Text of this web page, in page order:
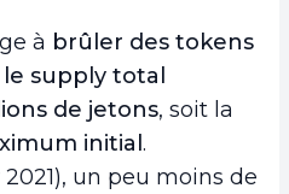
à brûler des tokens
le supply total
de jetons, soit la
initial .
un peu moins de